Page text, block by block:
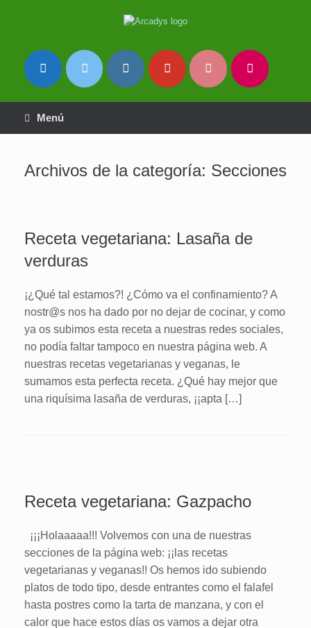
Menú
Archivos de la categoría: Secciones
Receta vegetariana: Lasaña de
verduras
¡¿Qué tal estamos?! ¿Cómo va el confinamiento? A
nostr@s nos ha dado por no dejar de cocinar, y como
ya os subimos esta receta a nuestras redes sociales,
no podía faltar tampoco en nuestra página web. A
nuestras recetas vegetarianas y veganas, le
sumamos esta perfecta receta. ¿Qué hay mejor que
una riquísima lasaña de verduras, ¡¡apta […]
Receta vegetariana: Gazpacho
¡¡¡Holaaaaa!!! Volvemos con una de nuestras
secciones de la página web: ¡¡las recetas
vegetarianas y veganas!! Os hemos ido subiendo
platos de todo tipo, desde entrantes como el falafel
hasta postres como la tarta de manzana, y con el
calor que hace estos días os vamos a dejar otra